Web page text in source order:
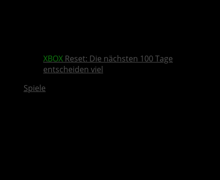
XBOX Reset: Die nächsten 100 Tage
entscheiden viel
Spiele